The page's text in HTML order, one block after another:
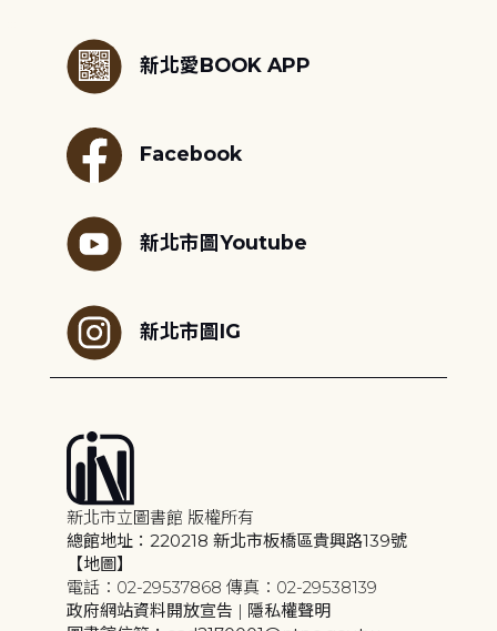
新北愛BOOK APP
Facebook
新北市圖Youtube
新北市圖IG
新北市立圖書館 版權所有
總館地址：220218 新北市板橋區貴興路139號
【地圖】
電話：02-29537868 傳真：02-29538139
政府網站資料開放宣告 | 隱私權聲明